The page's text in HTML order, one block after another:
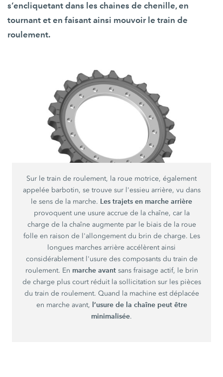
s’encliquetant dans les chaines de chenille, en
tournant et en faisant ainsi mouvoir le train de
roulement.
Sur le train de roulement, la roue motrice, également
appelée barbotin, se trouve sur l'essieu arrière, vu dans
le sens de la marche. Les trajets en marche arrière
provoquent une usure accrue de la chaîne, car la
charge de la chaîne augmente par le biais de la roue
folle en raison de l'allongement du brin de charge. Les
longues marches arrière accélèrent ainsi
considérablement l'usure des composants du train de
roulement. En marche avantsans fraisage actif, le brin
de charge plus court réduit la sollicitation sur les pièces
du train de roulement. Quand la machine est déplacée
en marche avant, l’usure de la chaîne peut être
minimalisée.